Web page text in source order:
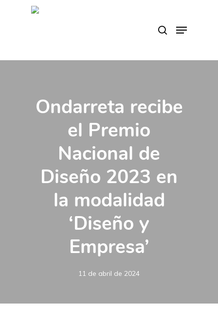
Menu
Ondarreta recibe
el Premio
Nacional de
Diseño 2023 en
la modalidad
‘Diseño y
Empresa’
11 de abril de 2024